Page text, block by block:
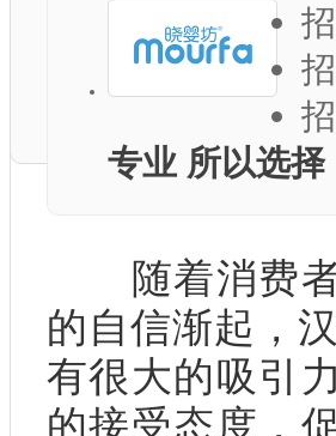
专业 所以选择
随着消费者
的自信渐起，
有很大的吸引
的接受态度，